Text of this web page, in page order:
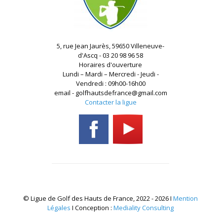
5, rue Jean Jaurès, 59650 Villeneuve-
d'Ascq - 03 20 98 96 58
Horaires d'ouverture
Lundi – Mardi – Mercredi - Jeudi -
Vendredi : 09h00-16h00
email - golfhautsdefrance@gmail.com
Contacter la ligue
© Ligue de Golf des Hauts de France, 2022 - 2026 I Mention
Légales I Conception : Mediality Consulting